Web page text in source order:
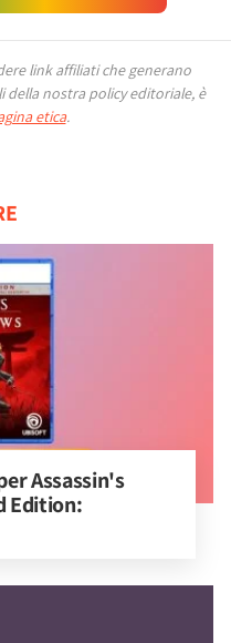
link affiliati che generano
della nostra policy editoriale, è
etica.
Assassin's
Edition: